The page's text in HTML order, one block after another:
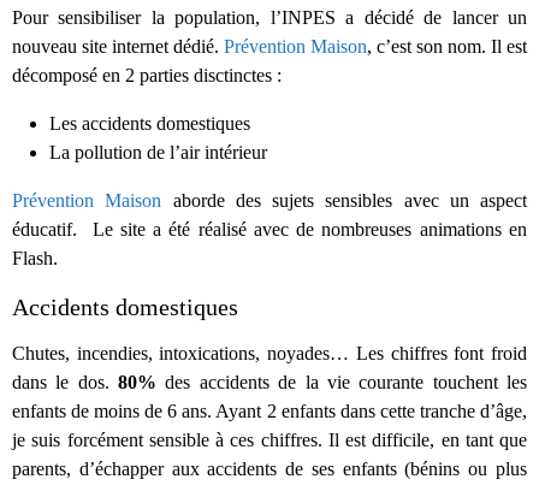
Pour sensibiliser la population, l’INPES a décidé de lancer un
nouveau site internet dédié. Prévention Maison, c’est son nom. Il est
décomposé en 2 parties disctinctes :
Les accidents domestiques
La pollution de l’air intérieur
Prévention Maison aborde des sujets sensibles avec un aspect
éducatif. Le site a été réalisé avec de nombreuses animations en
Flash.
Accidents domestiques
Chutes, incendies, intoxications, noyades… Les chiffres font froid
dans le dos.80% des accidents de la vie courante touchent les
enfants de moins de 6 ans. Ayant 2 enfants dans cette tranche d’âge,
je suis forcément sensible à ces chiffres. Il est difficile, en tant que
parents, d’échapper aux accidents de ses enfants (bénins ou plus